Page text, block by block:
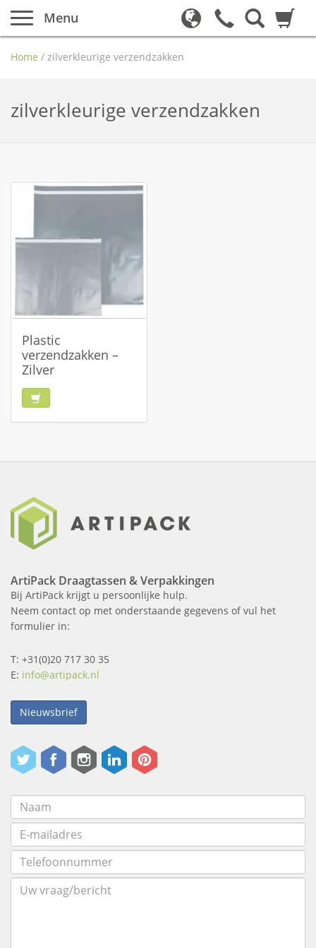
Menu
Home / zilverkleurige verzendzakken
zilverkleurige verzendzakken
Plastic
verzendzakken –
Zilver
ArtiPack Draagtassen & Verpakkingen
Bij ArtiPack krijgt u persoonlijke hulp.
Neem contact op met onderstaande gegevens of vul het
formulier in:
T: +31(0)20 717 30 35
E: info@artipack.nl
Nieuwsbrief